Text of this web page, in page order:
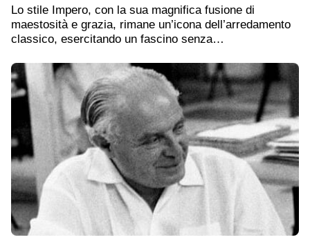
Lo stile Impero, con la sua magnifica fusione di
maestosità e grazia, rimane un’icona dell’arredamento
classico, esercitando un fascino senza…